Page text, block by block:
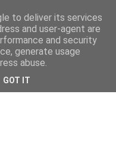
to deliver its services
and user-agent are
and security
generate usage
abuse.
GOT IT